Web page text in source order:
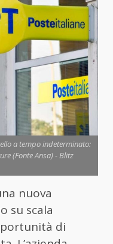
a tempo indeterminato:
(Fonte Ansa) - Blitz
nuova
su scala
di